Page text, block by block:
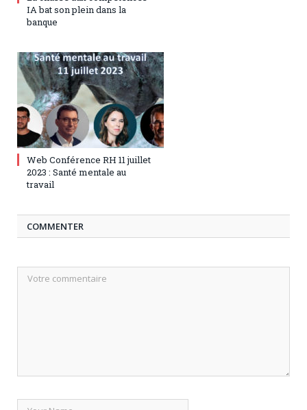
IA bat son plein dans la
banque
5 juillet 2023 0
Web Conférence RH 11 juillet
2023 : Santé mentale au
travail
COMMENTER